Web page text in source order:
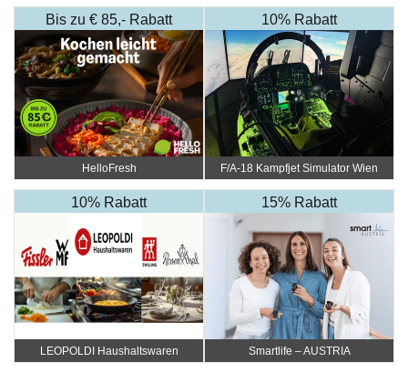
Bis zu € 85,- Rabatt
HelloFresh
10% Rabatt
F/A-18 Kampfjet Simulator Wien
10% Rabatt
LEOPOLDI Haushaltswaren
15% Rabatt
Smartlife – AUSTRIA